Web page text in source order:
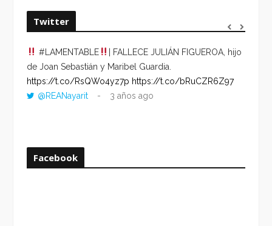
Twitter
#LAMENTABLE
| FALLECE JULIÁN FIGUEROA, hijo
de Joan Sebastián y Maribel Guardia.
https://t.co/RsQWo4yz7p https://t.co/bRuCZR6Z97
@REANayarit
3 años ago
Facebook